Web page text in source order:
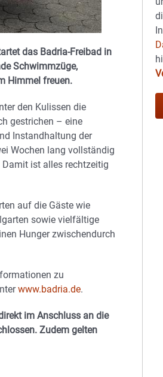
das Badria-Freibad in
Schwimmzüge,
Himmel freuen.
den Kulissen die
gestrichen – eine
Instandhaltung der
Wochen lang vollständig
Damit ist alles rechtzeitig
auf die Gäste wie
sowie vielfältige
Hunger zwischendurch
zu
www.badria.de.
im Anschluss an die
Zudem gelten